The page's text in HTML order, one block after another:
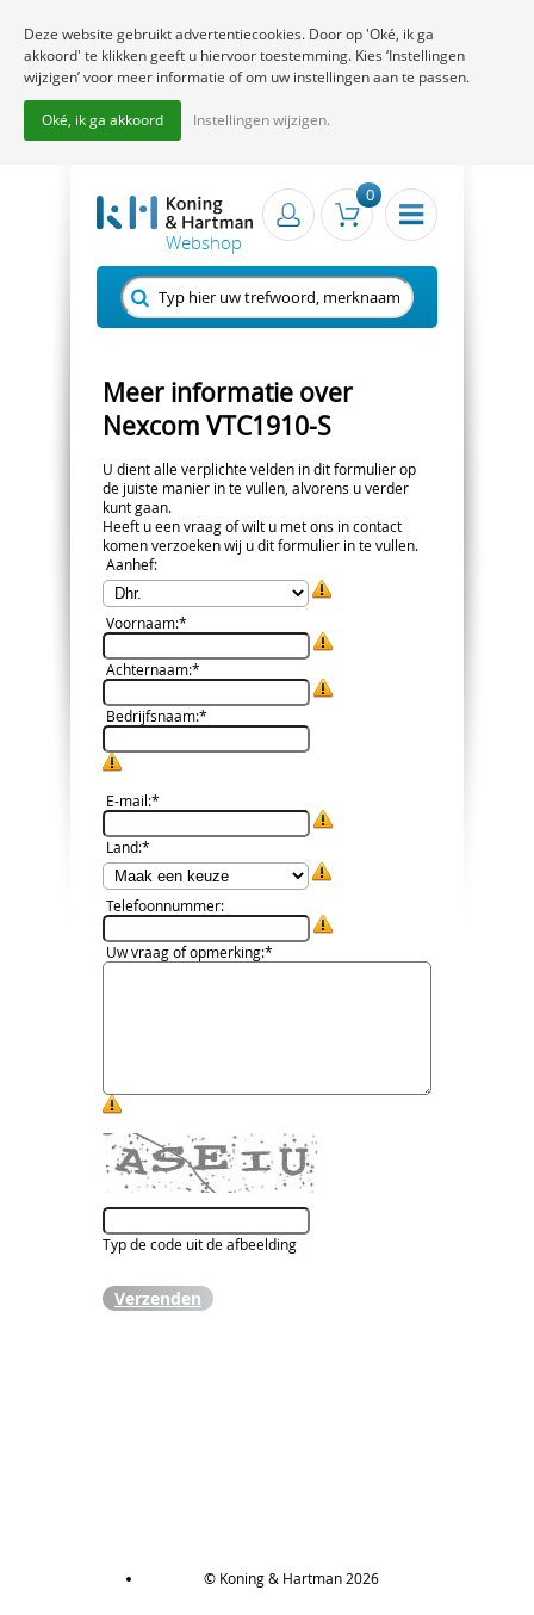
0
Meer informatie over
Nexcom VTC1910-S
U dient alle verplichte velden in dit formulier op
de juiste manier in te vullen, alvorens u verder
kunt gaan.
Heeft u een vraag of wilt u met ons in contact
komen verzoeken wij u dit formulier in te vullen.
Aanhef:
Voornaam:*
Achternaam:*
Bedrijfsnaam:*
E-mail:*
Land:*
Telefoonnummer:
Uw vraag of opmerking:*
Typ de code uit de afbeelding
Verzenden
© Koning & Hartman 2026
Deze website gebruikt advertentiecookies. Door op 'Oké, ik ga
akkoord' te klikken geeft u hiervoor toestemming. Kies ‘Instellingen
wijzigen’ voor meer informatie of om uw instellingen aan te passen.
Oké, ik ga akkoord Instellingen wijzigen.